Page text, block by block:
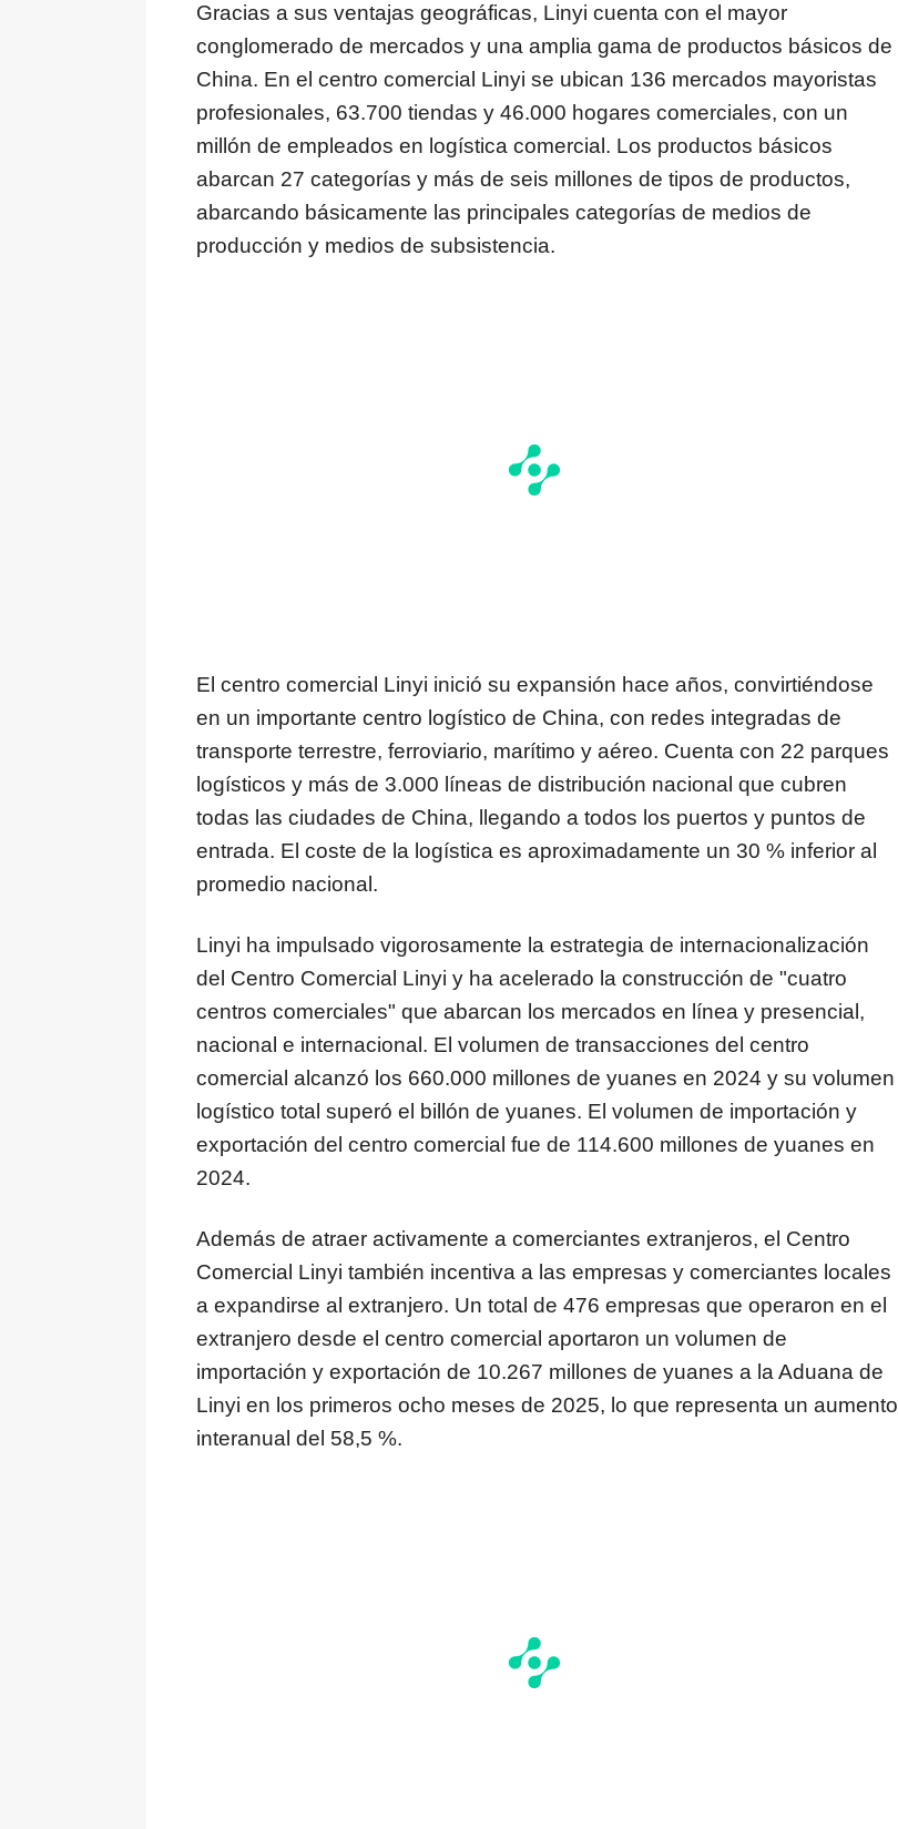
Gracias a sus ventajas geográficas, Linyi cuenta con el mayor
conglomerado de mercados y una amplia gama de productos básicos de
China. En el centro comercial Linyi se ubican 136 mercados mayoristas
profesionales, 63.700 tiendas y 46.000 hogares comerciales, con un
millón de empleados en logística comercial. Los productos básicos
abarcan 27 categorías y más de seis millones de tipos de productos,
abarcando básicamente las principales categorías de medios de
producción y medios de subsistencia.
El centro comercial Linyi inició su expansión hace años, convirtiéndose
en un importante centro logístico de China, con redes integradas de
transporte terrestre, ferroviario, marítimo y aéreo. Cuenta con 22 parques
logísticos y más de 3.000 líneas de distribución nacional que cubren
todas las ciudades de China, llegando a todos los puertos y puntos de
entrada. El coste de la logística es aproximadamente un 30 % inferior al
promedio nacional.
Linyi ha impulsado vigorosamente la estrategia de internacionalización
del Centro Comercial Linyi y ha acelerado la construcción de "cuatro
centros comerciales" que abarcan los mercados en línea y presencial,
nacional e internacional. El volumen de transacciones del centro
comercial alcanzó los 660.000 millones de yuanes en 2024 y su volumen
logístico total superó el billón de yuanes. El volumen de importación y
exportación del centro comercial fue de 114.600 millones de yuanes en
2024.
Además de atraer activamente a comerciantes extranjeros, el Centro
Comercial Linyi también incentiva a las empresas y comerciantes locales
a expandirse al extranjero. Un total de 476 empresas que operaron en el
extranjero desde el centro comercial aportaron un volumen de
importación y exportación de 10.267 millones de yuanes a la Aduana de
Linyi en los primeros ocho meses de 2025, lo que representa un aumento
interanual del 58,5 %.